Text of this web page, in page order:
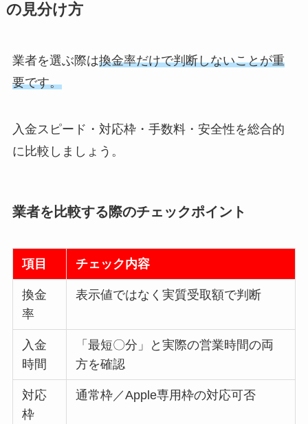
の見分け方
業者を選ぶ際は換金率だけで判断しないことが重
要です。
入金スピード・対応枠・手数料・安全性を総合的
に比較しましょう。
業者を比較する際のチェックポイント
項目 チェック内容
換金
率
表示値ではなく実質受取額で判断
入金
時間
「最短〇分」と実際の営業時間の両
方を確認
対応
枠
通常枠／Apple専用枠の対応可否